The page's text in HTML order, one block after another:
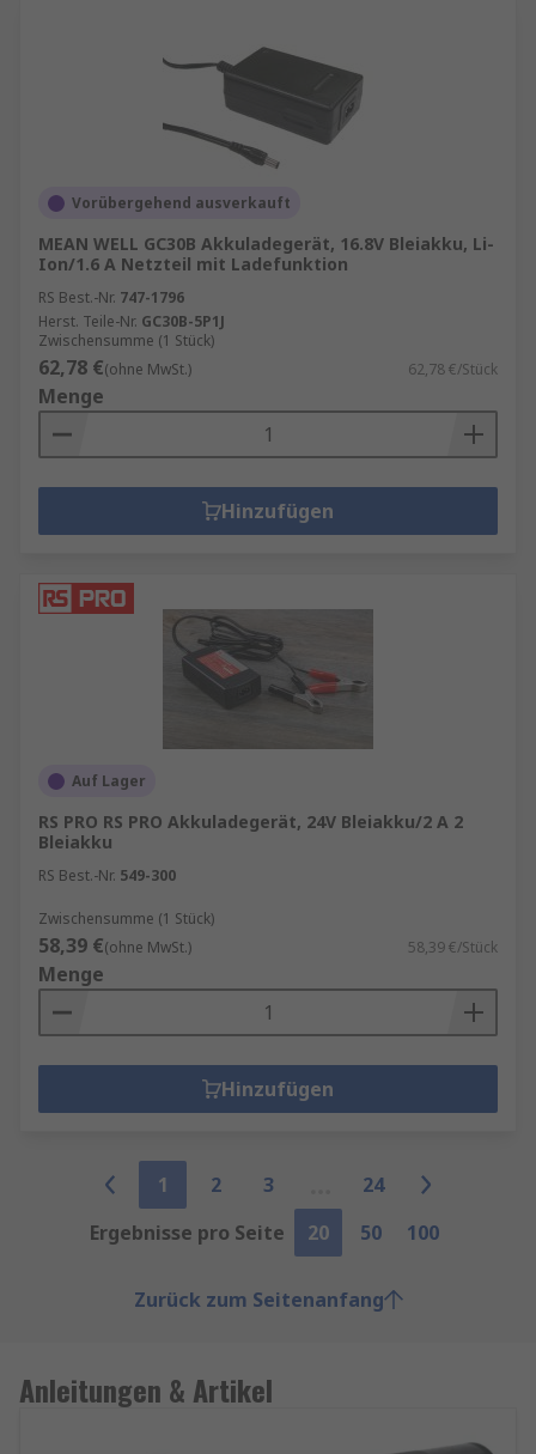
Vorübergehend ausverkauft
MEAN WELL GC30B Akkuladegerät, 16.8V Bleiakku, Li-
Ion/1.6 A Netzteil mit Ladefunktion
RS Best.-Nr. 747-1796
Herst. Teile-Nr. GC30B-5P1J
Zwischensumme (1 Stück)
62,78 €(ohne MwSt.) 62,78 €/Stück
Menge
Hinzufügen
Auf Lager
RS PRO RS PRO Akkuladegerät, 24V Bleiakku/2 A 2
Bleiakku
RS Best.-Nr. 549-300
Zwischensumme (1 Stück)
58,39 €(ohne MwSt.) 58,39 €/Stück
Menge
Hinzufügen
1 2 3
24
Ergebnisse pro Seite
20 50 100
Zurück zum Seitenanfang
Anleitungen & Artikel